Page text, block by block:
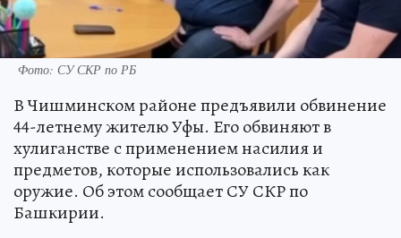
Фото: СУ СКР по РБ
В Чишминском районе предъявили обвинение
44-летнему жителю Уфы. Его обвиняют в
хулиганстве с применением насилия и
предметов, которые использовались как
оружие. Об этом сообщает СУ СКР по
Башкирии.